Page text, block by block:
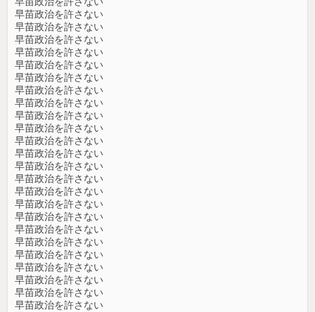
早苗政治を許さない
早苗政治を許さない
早苗政治を許さない
早苗政治を許さない
早苗政治を許さない
早苗政治を許さない
早苗政治を許さない
早苗政治を許さない
早苗政治を許さない
早苗政治を許さない
早苗政治を許さない
早苗政治を許さない
早苗政治を許さない
早苗政治を許さない
早苗政治を許さない
早苗政治を許さない
早苗政治を許さない
早苗政治を許さない
早苗政治を許さない
早苗政治を許さない
早苗政治を許さない
早苗政治を許さない
早苗政治を許さない
早苗政治を許さない